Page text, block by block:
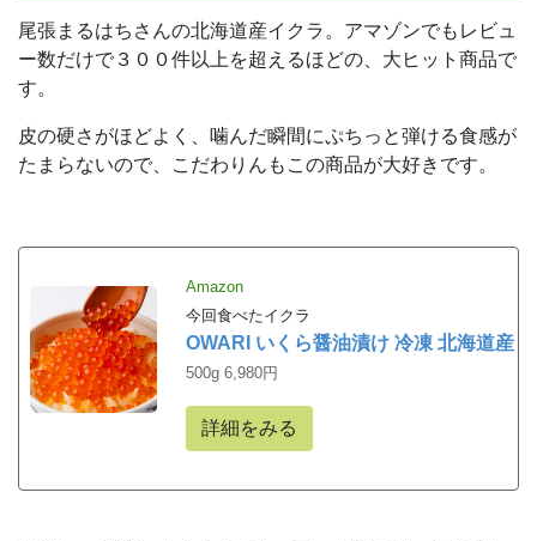
尾張まるはちさんの北海道産イクラ。アマゾンでもレビュ
ー数だけで３００件以上を超えるほどの、大ヒット商品で
す。
皮の硬さがほどよく、噛んだ瞬間にぷちっと弾ける食感が
たまらないので、こだわりんもこの商品が大好きです。
Amazon
今回食べたイクラ
OWARI いくら醤油漬け 冷凍 北海道産
500g 6,980円
詳細をみる